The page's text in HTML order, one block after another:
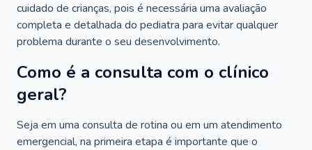
cuidado de crianças, pois é necessária uma avaliação
completa e detalhada do pediatra para evitar qualquer
problema durante o seu desenvolvimento.
Como é a consulta com o clínico
geral?
Seja em uma consulta de rotina ou em um atendimento
emergencial, na primeira etapa é importante que o